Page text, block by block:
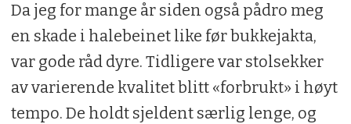
Da jeg for mange år siden også pådro meg
en skade i halebeinet like før bukkejakta,
var gode råd dyre. Tidligere var stolsekker
av varierende kvalitet blitt «forbrukt» i høyt
tempo. De holdt sjeldent særlig lenge, og